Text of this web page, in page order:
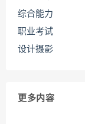
综合能力
职业考试
设计摄影
更多内容